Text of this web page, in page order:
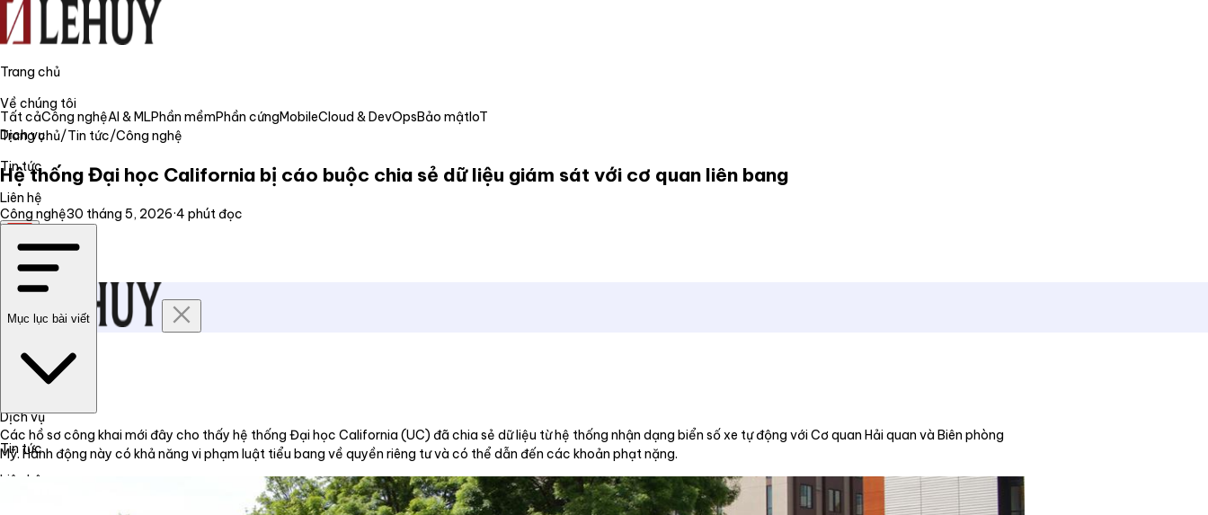
Trang chủ
Về chúng tôi
Dịch vụ
Tin tức
Liên hệ
Trang chủ
Về chúng tôi
Dịch vụ
Tin tức
Liên hệ
Tất cảCông nghệAI & MLPhần mềmPhần cứngMobileCloud & DevOpsBảo mậtIoT
Trang chủ/Tin tức/Công nghệ
Hệ thống Đại học California bị cáo buộc chia sẻ dữ liệu giám sát với cơ quan liên bang
Công nghệ30 tháng 5, 2026·4 phút đọc
Mục lục bài viết
Các hồ sơ công khai mới đây cho thấy hệ thống Đại học California (UC) đã chia sẻ dữ liệu từ hệ thống nhận dạng biển số xe tự động với Cơ quan Hải quan và Biên phòng
Mỹ. Hành động này có khả năng vi phạm luật tiểu bang về quyền riêng tư và có thể dẫn đến các khoản phạt nặng.